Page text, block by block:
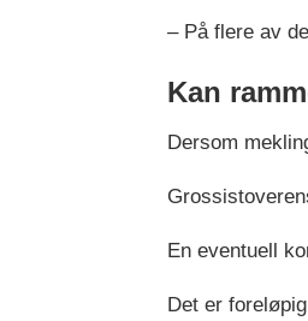
– På flere av
Kan
Dersom
En eventuell
Det er